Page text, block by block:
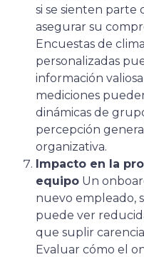
si se sienten parte
asegurar su
Encuestas de
personalizadas
información
mediciones
dinámicas de
percepción
organizativa.
Impacto en la
equipo Un
nuevo empleado,
puede ver
que suplir
Evaluar cómo el